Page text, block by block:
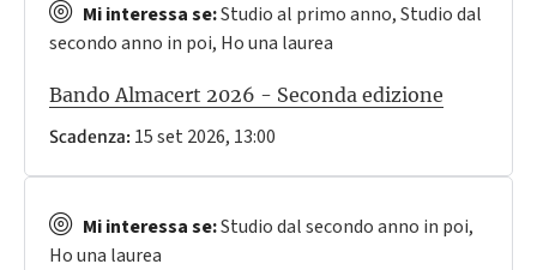
Mi interessa se:Studio al primo anno, Studio dal
secondo anno in poi, Ho una laurea
Bando Almacert 2026 - Seconda edizione
Scadenza: 15 set 2026, 13:00
Mi interessa se:Studio dal secondo anno in poi,
Ho una laurea